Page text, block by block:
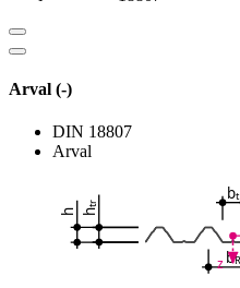
Arval (-)
DIN 18807
Arval
bt
bR
h h
tr
z